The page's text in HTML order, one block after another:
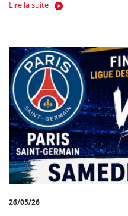
Lire la suite
26/05/26